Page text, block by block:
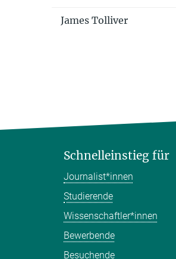
James Tolliver
Schnelleinstieg für
Journalist*innen
Studierende
Wissenschaftler*innen
Bewerbende
Besuchende